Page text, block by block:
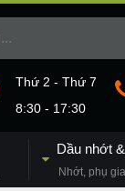
Thứ 2 - Thứ 7
8:30 - 17:30
Dầu nhớt
Nhớt, phụ